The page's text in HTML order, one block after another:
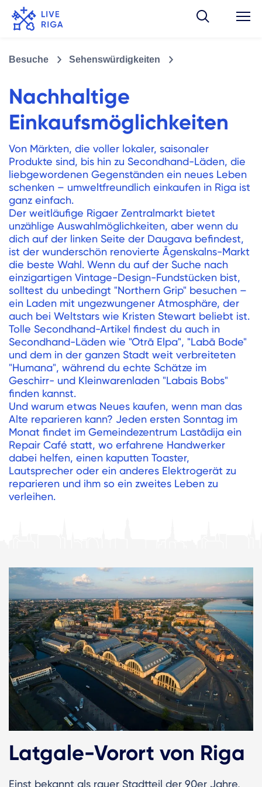
Besuche Sehenswürdigkeiten
Nachhaltige
Einkaufsmöglichkeiten
Von Märkten, die voller lokaler, saisonaler
Produkte sind, bis hin zu Secondhand-Läden, die
liebgewordenen Gegenständen ein neues Leben
schenken – umweltfreundlich einkaufen in Riga ist
ganz einfach.
Der weitläufige Rigaer Zentralmarkt bietet
unzählige Auswahlmöglichkeiten, aber wenn du
dich auf der linken Seite der Daugava befindest,
ist der wunderschön renovierte Āgenskalns-Markt
die beste Wahl. Wenn du auf der Suche nach
einzigartigen Vintage-Design-Fundstücken bist,
solltest du unbedingt "Northern Grip" besuchen –
ein Laden mit ungezwungener Atmosphäre, der
auch bei Weltstars wie Kristen Stewart beliebt ist.
Tolle Secondhand-Artikel findest du auch in
Secondhand-Läden wie "Otrā Elpa", "Labā Bode"
und dem in der ganzen Stadt weit verbreiteten
"Humana", während du echte Schätze im
Geschirr- und Kleinwarenladen "Labais Bobs"
finden kannst.
Und warum etwas Neues kaufen, wenn man das
Alte reparieren kann? Jeden ersten Sonntag im
Monat findet im Gemeindezentrum Lastādija ein
Repair Café statt, wo erfahrene Handwerker
dabei helfen, einen kaputten Toaster,
Lautsprecher oder ein anderes Elektrogerät zu
reparieren und ihm so ein zweites Leben zu
verleihen.
Latgale-Vorort von Riga
Einst bekannt als rauer Stadtteil der 90er Jahre,